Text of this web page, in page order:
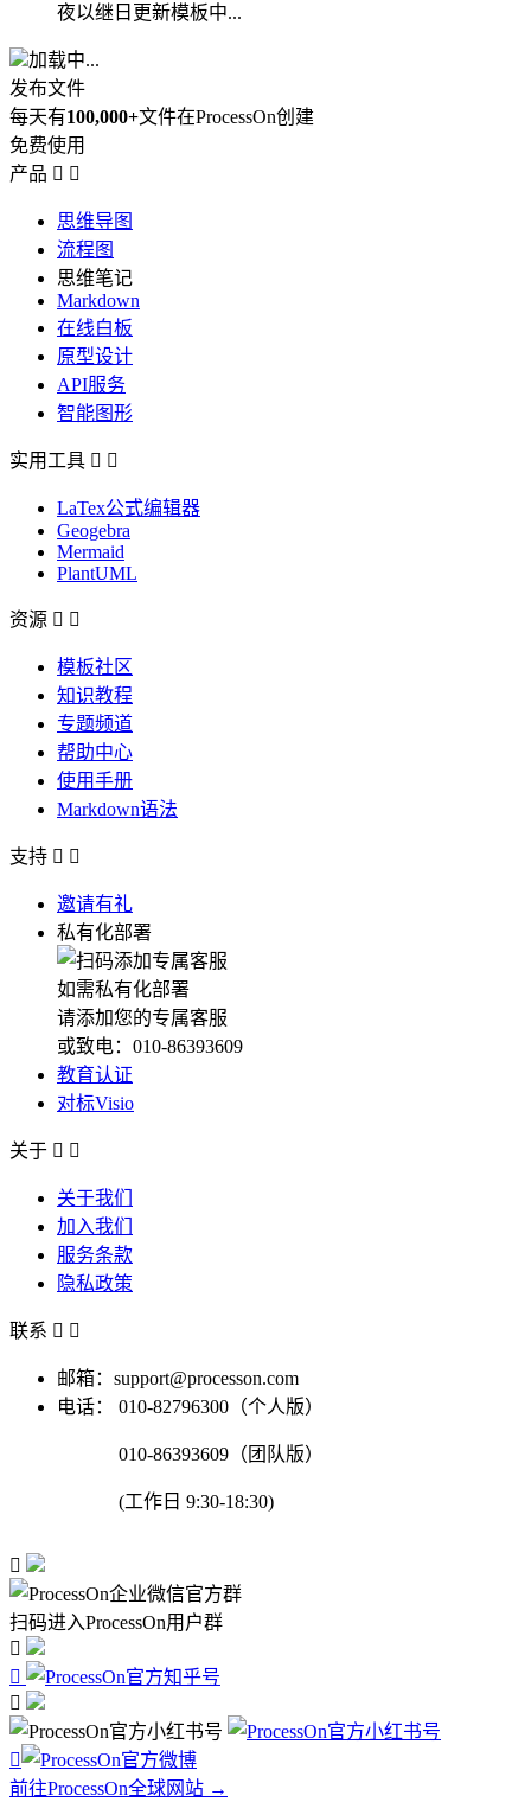
夜以继日更新模板中...
加载中...
发布文件
每天有100,000+文件在ProcessOn创建
免费使用
产品  
思维导图
流程图
思维笔记
Markdown
在线白板
原型设计
API服务
智能图形
实用工具  
LaTex公式编辑器
Geogebra
Mermaid
PlantUML
资源  
模板社区
知识教程
专题频道
帮助中心
使用手册
Markdown语法
支持  
邀请有礼
私有化部署
如需私有化部署
请添加您的专属客服
或致电：010-86393609
教育认证
对标Visio
关于  
关于我们
加入我们
服务条款
隐私政策
联系  
邮箱：support@processon.com
电话：
010-82796300（个人版）
010-86393609（团队版）
(工作日 9:30-18:30)

扫码进入ProcessOn用户群




前往ProcessOn全球网站 →